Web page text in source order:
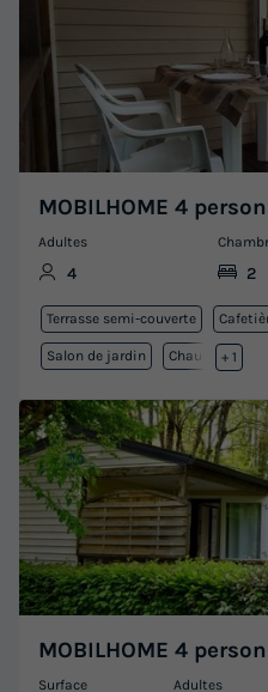
MOBILHOME 4
Adultes
4 2
Terrasse semi-couverte
Salon de jardin Chauffage
+ 1
MOBILHOME 4
Surface Adultes